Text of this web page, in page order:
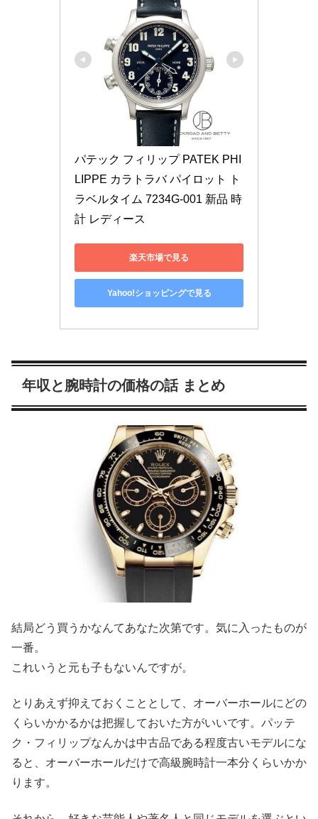
パテック フィリップ PATEK PHI
LIPPE カラトラバ パイロット ト
ラベルタイム 7234G-001 新品 時
計 レディース
楽天市場で見る
Yahoo!ショッピングで見る
年収と腕時計の価格の話 まとめ
結局どう買うかなんてあなた次第です。気に入ったものが
一番。
これいうと元も子もないんですが。
とりあえず抑えておくこととして、オーバーホールにどの
くらいかかるかは把握しておいた方がいいです。パッテ
ク・フィリップなんかは中古品である程度古いモデルにな
ると、オーバーホールだけで高級腕時計一本分くらいかか
ります。